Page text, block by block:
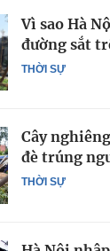
THỜI SỰ
Vì sao Hà
đường sắt
THỜI SỰ
Cây
đè trúng